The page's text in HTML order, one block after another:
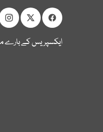
ایکسپریس کے بارے